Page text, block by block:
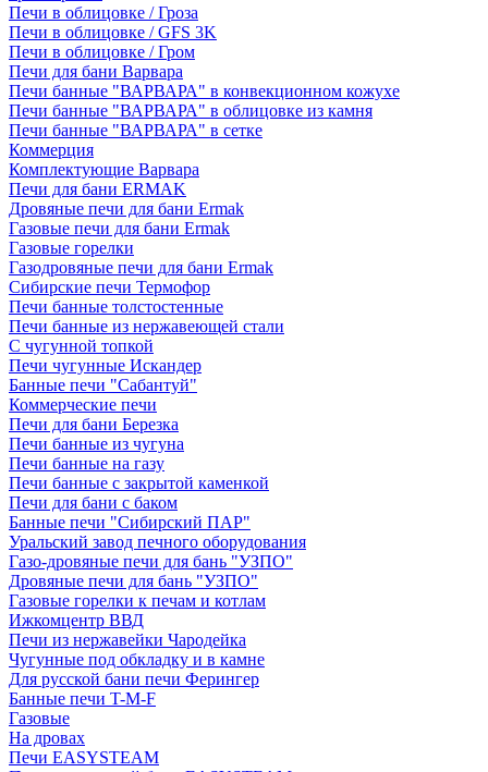
Печи в облицовке / Гроза
Печи в облицовке / GFS 3K
Печи в облицовке / Гром
Печи для бани Варвара
Печи банные "ВАРВАРА" в конвекционном кожухе
Печи банные "ВАРВАРА" в облицовке из камня
Печи банные "ВАРВАРА" в сетке
Коммерция
Комплектующие Варвара
Печи для бани ERMAK
Дровяные печи для бани Ermak
Газовые печи для бани Ermak
Газовые горелки
Газодровяные печи для бани Ermak
Сибирские печи Термофор
Печи банные толстостенные
Печи банные из нержавеющей стали
С чугунной топкой
Печи чугунные Искандер
Банные печи "Сабантуй"
Коммерческие печи
Печи для бани Березка
Печи банные из чугуна
Печи банные на газу
Печи банные с закрытой каменкой
Печи для бани с баком
Банные печи "Сибирский ПАР"
Уральский завод печного оборудования
Газо-дровяные печи для бань "УЗПО"
Дровяные печи для бань "УЗПО"
Газовые горелки к печам и котлам
Ижкомцентр ВВД
Печи из нержавейки Чародейка
Чугунные под обкладку и в камне
Для русской бани печи Ферингер
Банные печи T-M-F
Газовые
На дровах
Печи EASYSTEAM